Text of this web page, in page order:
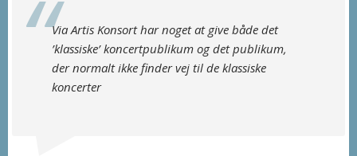
Via Artis Konsort har noget at give både det
’klassiske’ koncertpublikum og det publikum,
der normalt ikke finder vej til de klassiske
koncerter